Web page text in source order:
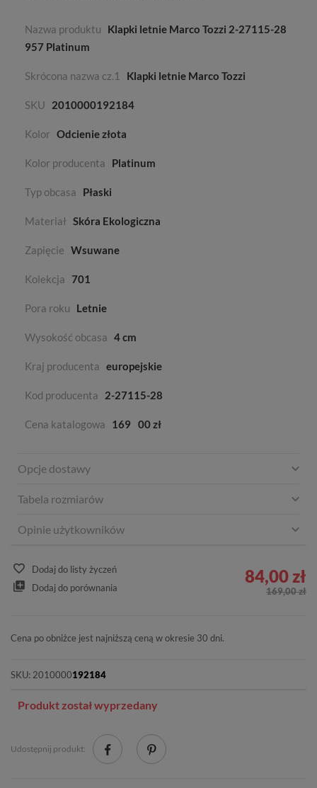
Nazwa produktu
Klapki letnie Marco Tozzi 2-27115-28
957 Platinum
Skrócona nazwa cz.1 Klapki letnie Marco Tozzi
SKU 2010000192184
Kolor Odcienie złota
Kolor producenta Platinum
Typ obcasa Płaski
Materiał Skóra Ekologiczna
Zapięcie Wsuwane
Kolekcja 701
Pora roku Letnie
Wysokość obcasa 4 cm
Kraj producenta europejskie
Kod producenta 2-27115-28
Cena katalogowa 169 00 zł
Opcje dostawy
Tabela rozmiarów
Opinie użytkowników
Dodaj do listy życzeń
Dodaj do porównania
84,00 zł
169,00 zł
Cena po obniżce jest najniższą ceną w okresie 30 dni.
SKU: 2010000192184
Produkt został wyprzedany
Udostępnij produkt: